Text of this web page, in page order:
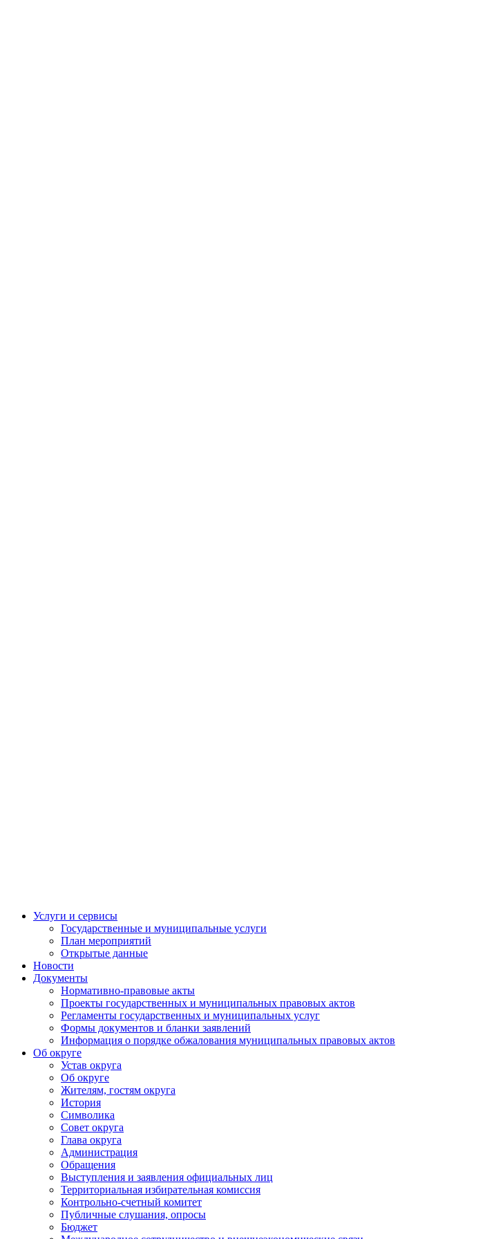
Услуги и сервисы
Государственные и муниципальные услуги
План мероприятий
Открытые данные
Новости
Документы
Нормативно-правовые акты
Проекты государственных и муниципальных правовых актов
Регламенты государственных и муниципальных услуг
Формы документов и бланки заявлений
Информация о порядке обжалования муниципальных правовых актов
Об округе
Устав округа
Об округе
Жителям, гостям округа
История
Символика
Совет округа
Глава округа
Администрация
Обращения
Выступления и заявления официальных лиц
Территориальная избирательная комиссия
Контрольно-счетный комитет
Публичные слушания, опросы
Бюджет